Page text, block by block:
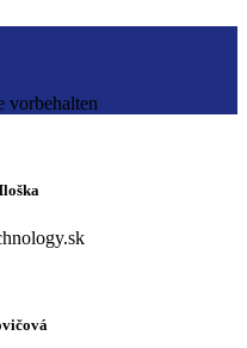
vorbehalten